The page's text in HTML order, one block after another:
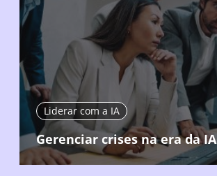
Liderar com a IA
Gerenciar crises na era da IA